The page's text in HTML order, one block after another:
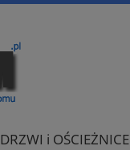
DRZWI i OŚCIEŻNICE